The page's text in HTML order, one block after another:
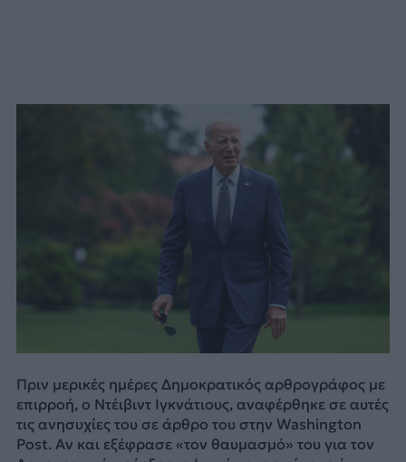
Πριν μερικές ημέρες Δημοκρατικός αρθρογράφος με
επιρροή, ο Ντέιβιντ Ιγκνάτιους, αναφέρθηκε σε αυτές
τις ανησυχίες του σε άρθρο του στην Washington
Post. Αν και εξέφρασε «τον θαυμασμό» του για τον